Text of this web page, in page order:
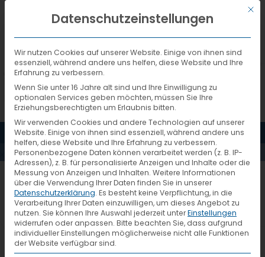
DEUTSCH
MENÜ
AKTUELLES
KWilfer_CFL
Mit
Datenschutzeinstellungen
Wir nutzen Cookies auf unserer Website. Einige von ihnen sind
essenziell, während andere uns helfen, diese Website und Ihre
Erfahrung zu verbessern.
Wenn Sie unter 16 Jahre alt sind und Ihre Einwilligung zu
optionalen Services geben möchten, müssen Sie Ihre
Erziehungsberechtigten um Erlaubnis bitten.
Wir verwenden Cookies und andere Technologien auf unserer
Website. Einige von ihnen sind essenziell, während andere uns
helfen, diese Website und Ihre Erfahrung zu verbessern.
Personenbezogene Daten können verarbeitet werden (z. B. IP-
Adressen), z. B. für personalisierte Anzeigen und Inhalte oder die
Messung von Anzeigen und Inhalten. Weitere Informationen
über die Verwendung Ihrer Daten finden Sie in unserer
Datenschutzerklärung. Es besteht keine Verpflichtung, in die
Verarbeitung Ihrer Daten einzuwilligen, um dieses Angebot zu
nutzen. Sie können Ihre Auswahl jederzeit unterEinstellungen
widerrufen oder anpassen. Bitte beachten Sie, dass aufgrund
individueller Einstellungen möglicherweise nicht alle Funktionen
der Website verfügbar sind.